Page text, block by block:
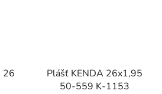
26
Plášť KENDA 26x1,95
50-559 K-1153